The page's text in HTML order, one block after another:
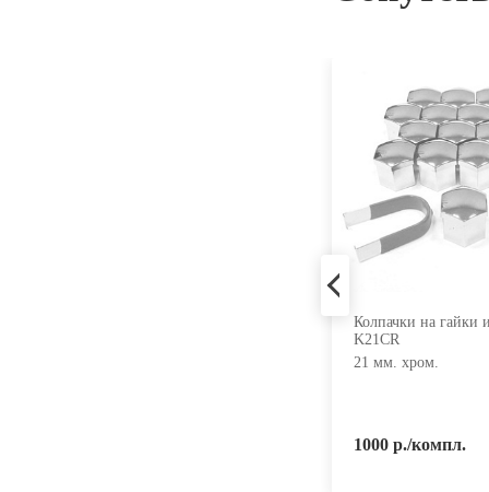
Колпачки на гайки
K21CR
21 мм. хром.
1000 р./компл.